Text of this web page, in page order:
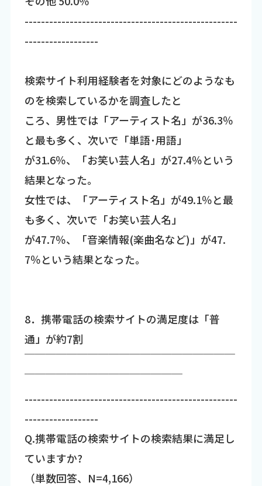
----------------------------------------------------
------------------
検索サイト利用経験者を対象にどのようなも
のを検索しているかを調査したと
ころ、男性では「アーティスト名」が36.3％
と最も多く、次いで「単語･用語」
が31.6％、「お笑い芸人名」が27.4％という
結果となった。
女性では、「アーティスト名」が49.1％と最
も多く、次いで「お笑い芸人名」
が47.7％、「音楽情報(楽曲名など)」が47.
7％という結果となった。
8．携帯電話の検索サイトの満足度は「普
通」が約7割
￣￣￣￣￣￣￣￣￣￣￣￣￣￣￣￣￣￣￣￣
￣￣￣￣￣￣￣￣￣￣￣￣￣￣￣
----------------------------------------------------
------------------
Q.携帯電話の検索サイトの検索結果に満足し
ていますか?
（単数回答、N=4,166）